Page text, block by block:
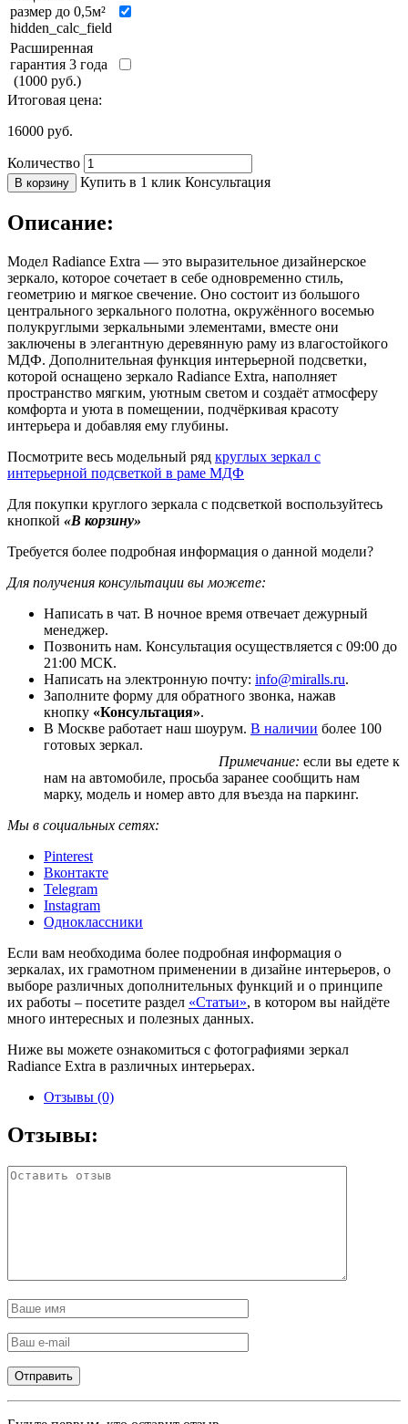
размер до 0,5м²
hidden_calc_field
Расширенная
гарантия 3 года
(1000 руб.)
Итоговая цена:
16000 руб.
Количество
В корзину Купить в 1 клик Консультация
Описание:
Модел Radiance Extra — это выразительное дизайнерское
зеркало, которое сочетает в себе одновременно стиль,
геометрию и мягкое свечение. Оно состоит из большого
центрального зеркального полотна, окружённого восемью
полукруглыми зеркальными элементами, вместе они
заключены в элегантную деревянную раму из влагостойкого
МДФ. Дополнительная функция интерьерной подсветки,
которой оснащено зеркало Radiance Extra, наполняет
пространство мягким, уютным светом и создаёт атмосферу
комфорта и уюта в помещении, подчёркивая красоту
интерьера и добавляя ему глубины.
Посмотрите весь модельный ряд круглых зеркал с
интерьерной подсветкой в раме МДФ
Для покупки круглого зеркала с подсветкой воспользуйтесь
кнопкой «В корзину»
Требуется более подробная информация о данной модели?
Для получения консультации вы можете:
Написать в чат. В ночное время отвечает дежурный
менеджер.
Позвонить нам. Консультация осуществляется с 09:00 до
21:00 МСК.
Написать на электронную почту: info@miralls.ru.
Заполните форму для обратного звонка, нажав
кнопку «Консультация».
В Москве работает наш шоурум. В наличии более 100
готовых зеркал.
Примечание: если вы едете к
нам на автомобиле, просьба заранее сообщить нам
марку, модель и номер авто для въезда на паркинг.
Мы в социальных сетях:
Pinterest
Вконтакте
Telegram
Instagram
Одноклассники
Если вам необходима более подробная информация о
зеркалах, их грамотном применении в дизайне интерьеров, о
выборе различных дополнительных функций и о принципе
их работы – посетите раздел «Статьи», в котором вы найдёте
много интересных и полезных данных.
Ниже вы можете ознакомиться с фотографиями зеркал
Radiance Extra в различных интерьерах.
Отзывы (0)
Отзывы: